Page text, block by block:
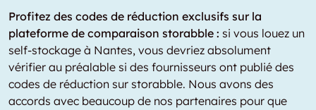
Profitez des codes de réduction exclusifs sur la
plateforme de comparaison storabble : si vous louez un
self-stockage à Nantes, vous devriez absolument
vérifier au préalable si des fournisseurs ont publié des
codes de réduction sur storabble. Nous avons des
accords avec beaucoup de nos partenaires pour que